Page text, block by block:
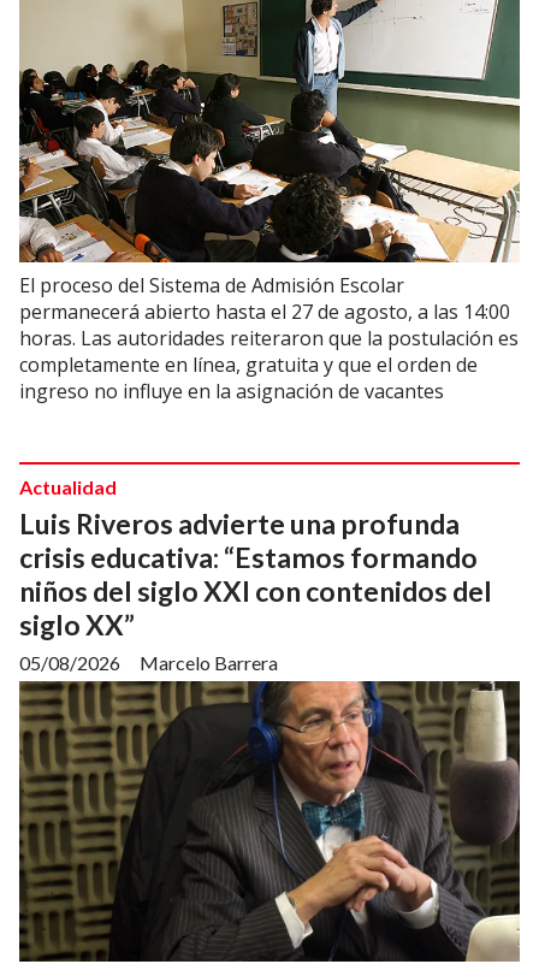
El proceso del Sistema de Admisión Escolar
permanecerá abierto hasta el 27 de agosto, a las 14:00
horas. Las autoridades reiteraron que la postulación es
completamente en línea, gratuita y que el orden de
ingreso no influye en la asignación de vacantes
Luis Riveros advierte una profunda
crisis educativa: “Estamos formando
niños del siglo XXI con contenidos del
siglo XX”
Marcelo Barrera
Actualidad
05/08/2026